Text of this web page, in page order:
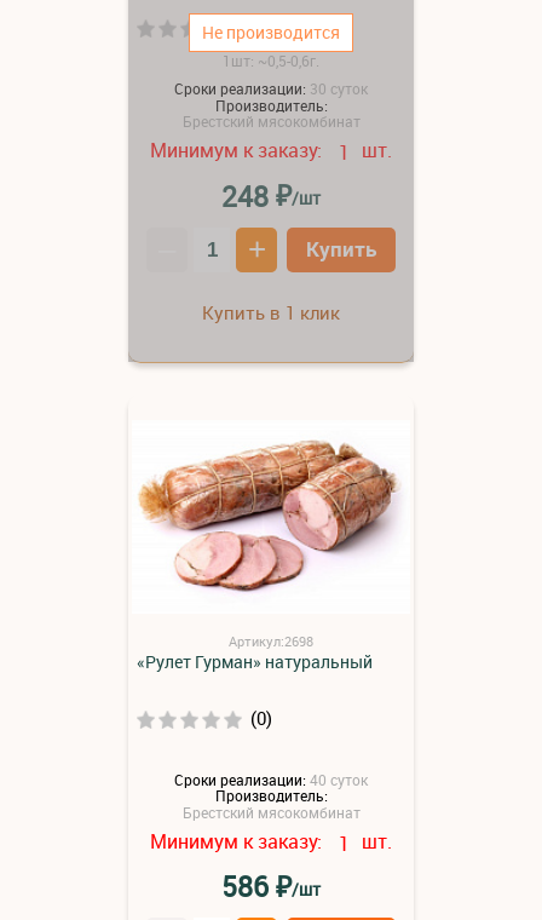
Не производится
(0)
1шт: ~0,5-0,6г.
Сроки реализации: 30 суток
Производитель:
Брестский мясокомбинат
Минимум к заказу: 1 шт.
248₽/шт
+ Купить
Купить в 1 клик
Артикул:2698
«Рулет Гурман» натуральный
(0)
Сроки реализации:40 суток
Производитель:
Брестский мясокомбинат
Минимум к заказу: 1 шт.
586₽/шт